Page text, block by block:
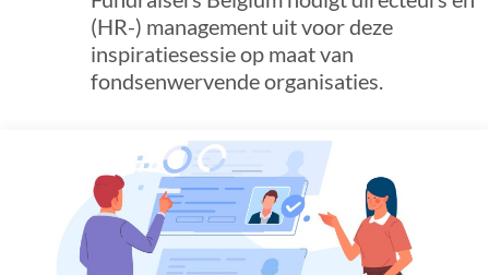
(HR-) management uit voor deze
inspiratiesessie op maat van
fondsenwervende organisaties.